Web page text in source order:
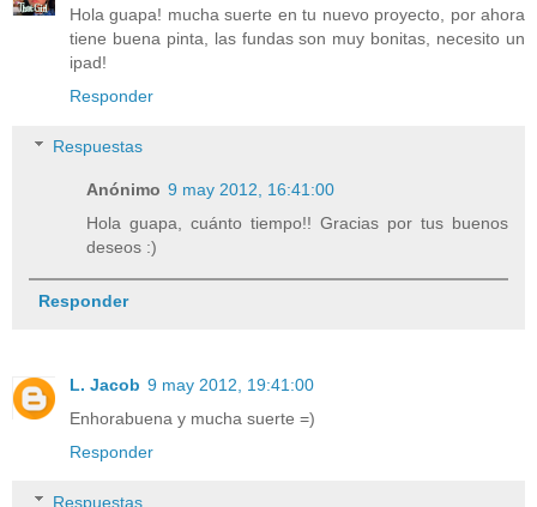
Hola guapa! mucha suerte en tu nuevo proyecto, por ahora
tiene buena pinta, las fundas son muy bonitas, necesito un
ipad!
Responder
Respuestas
Anónimo 9 may 2012, 16:41:00
Hola guapa, cuánto tiempo!! Gracias por tus buenos
deseos :)
Responder
L. Jacob 9 may 2012, 19:41:00
Enhorabuena y mucha suerte =)
Responder
Respuestas